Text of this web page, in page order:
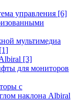
управления [6]
мультимедиа
[1]
[3]
для мониторов
с
наклона Albiral